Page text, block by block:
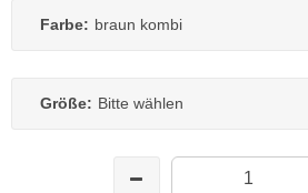
Farbe: braun kombi
Größe: Bitte wählen